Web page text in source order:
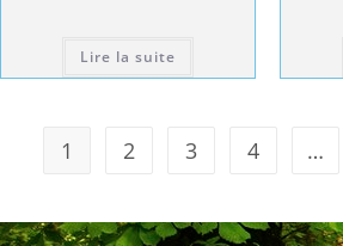
Lire la suite
1 2 3 4 …